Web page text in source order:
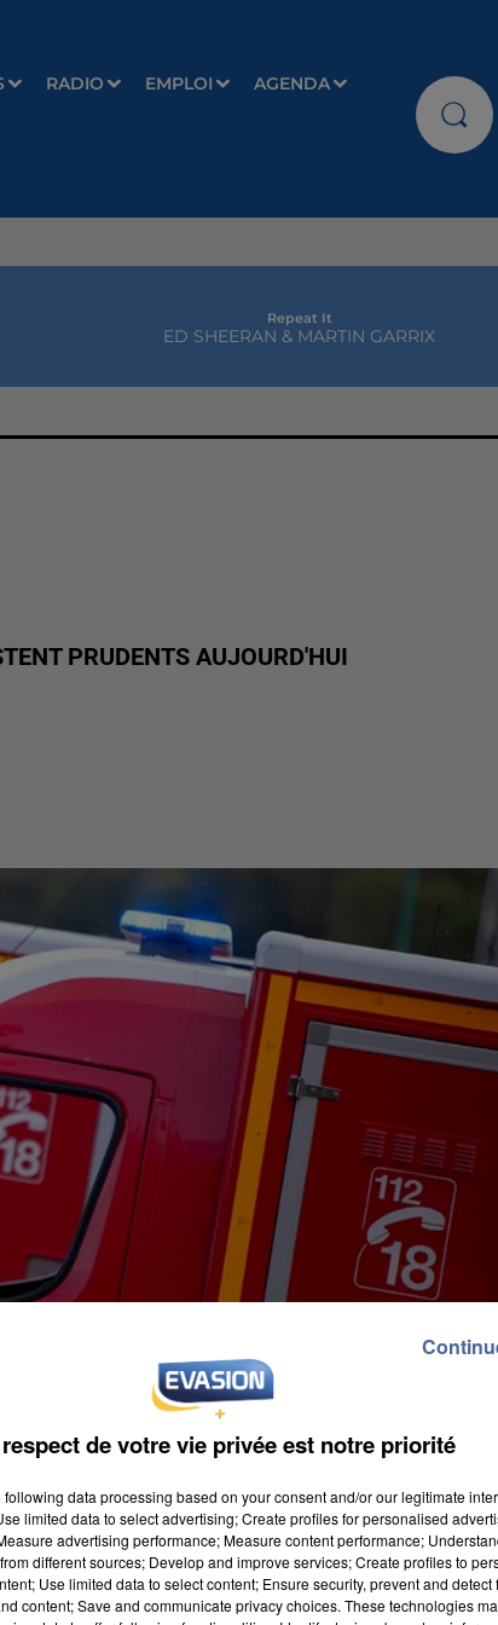
RADIO EMPLOI AGENDA
Repeat It
ED SHEERAN & MARTIN GARRIX
PRUDENTS AUJOURD'HUI
hier soir, les pompiers sont sur le terrain
de votre vie privée est notre priorité
following data processing based on your consent and/or our legitimate
limited data to select advertising; Create profiles for personalised
advertising performance; Measure content performance;
different sources; Develop and improve services; Create profiles to
Use limited data to select content; Ensure security, prevent and detect
content; Save and communicate privacy choices. These technologies